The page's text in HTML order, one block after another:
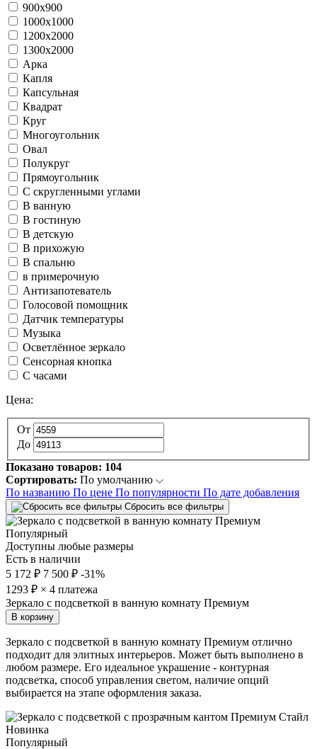
900х900
1000х1000
1200х2000
1300х2000
Арка
Капля
Капсульная
Квадрат
Круг
Многоугольник
Овал
Полукруг
Прямоугольник
С скругленными углами
В ванную
В гостиную
В детскую
В прихожую
В спальню
в примерочную
Антизапотеватель
Голосовой помощник
Датчик температуры
Музыка
Осветлённое зеркало
Сенсорная кнопка
С часами
Цена:
От
До
Показано товаров: 104
Сортировать: По умолчанию
По названию По цене По популярности По дате добавления
Сбросить все фильтры
Популярный
Доступны любые размеры
Есть в наличии
5 172 ₽ 7 500 ₽ -31%
1293 ₽ × 4 платежа
Зеркало с подсветкой в ванную комнату Премиум
В корзину
Зеркало с подсветкой в ванную комнату Премиум отлично
подходит для элитных интерьеров. Может быть выполнено в
любом размере. Его идеальное украшение - контурная
подсветка, способ управления светом, наличие опций
выбирается на этапе оформления заказа.
Новинка
Популярный